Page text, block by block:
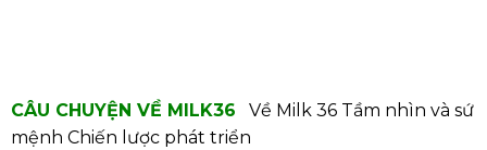
CÂU CHUYỆN VỀ MILK36 Về Milk 36 Tầm nhìn và sứ
mệnh Chiến lược phát triển